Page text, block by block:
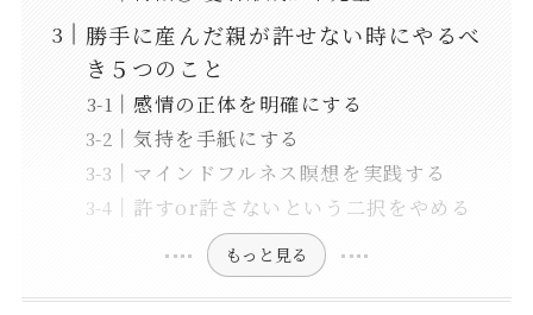
勝手に産んだ親が許せない時にやるべ
き５つのこと
感情の正体を明確にする
気持を手紙にする
マインドフルネス瞑想を実践する
許すor許さないという二択をやめる
もっと見る